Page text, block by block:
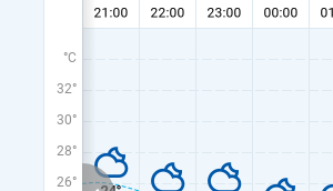
°C
32°
30°
28°
26°